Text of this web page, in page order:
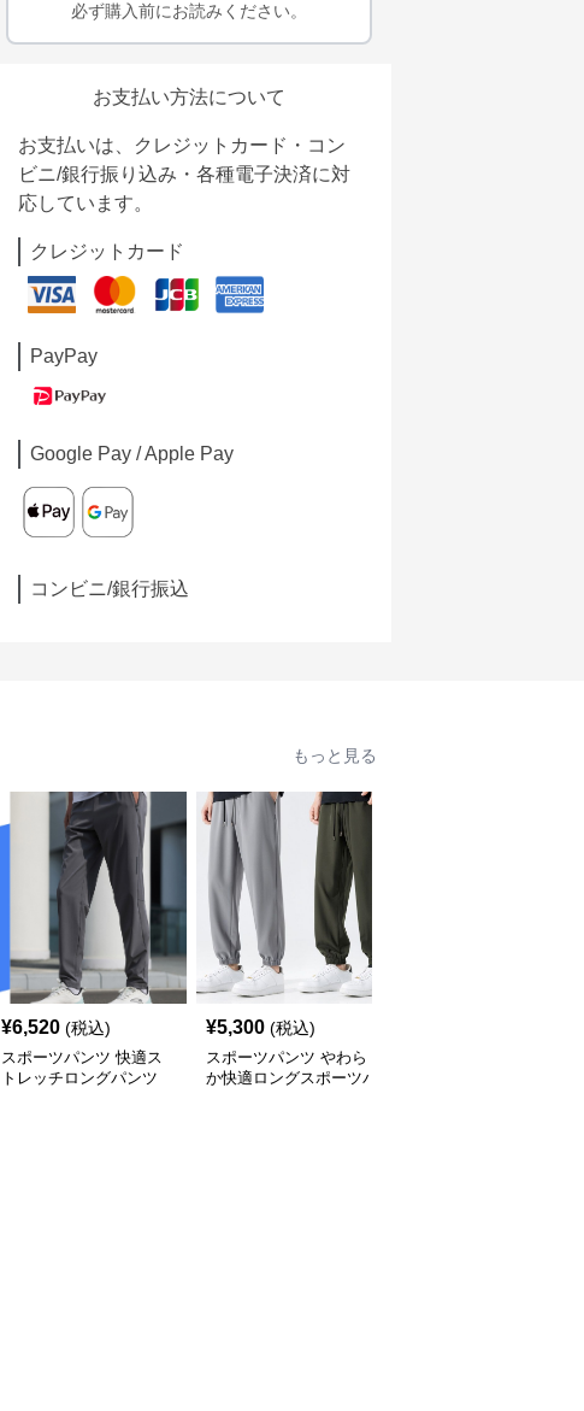
必ず購入前にお読みください。
お支払い方法について
お支払いは、クレジットカード・コン
ビニ/銀行振り込み・各種電子決済に対
応しています。
クレジットカード
PayPay
Google Pay / Apple Pay
コンビニ/銀行振込
もっと見る
¥6,520 (税込)
スポーツパンツ 快適ス
トレッチロングパンツ
¥5,300 (税込)
スポーツパンツ やわら
か快適ロングスポーツパ